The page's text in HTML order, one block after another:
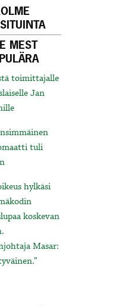
MEST
toimittajalle
Jan
tuli
hylkäsi
koskevan
Masar: